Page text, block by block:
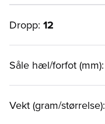
Dropp: 12
Såle hæl/forfot (mm):
Vekt (gram/størrelse):